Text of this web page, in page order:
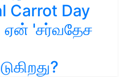
Carrot Day
ஏன் 'சர்வதேச